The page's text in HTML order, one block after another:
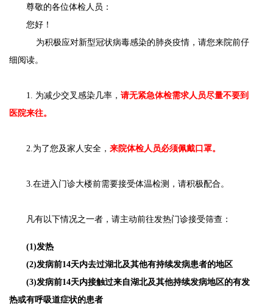
尊敬的各位体检人员：
您好！
为积极应对新型冠状病毒感染的肺炎疫情，请您来院前仔
细阅读。
1. 为减少交叉感染几率， 请无紧急体检需求人员尽量不要到
医院来往。
2.为了您及家人安全， 来院体检人员必须佩戴口罩。
3.在进入门诊大楼前需要接受体温检测，请积极配合。
凡有以下情况之一者，请主动前往发热门诊接受筛查：
(1)发热
(2)发病前14天内去过湖北及其他有持续发病患者的地区
(3)发病前14天内接触过来自湖北及其他持续发病地区的有发
热或有呼吸道症状的患者